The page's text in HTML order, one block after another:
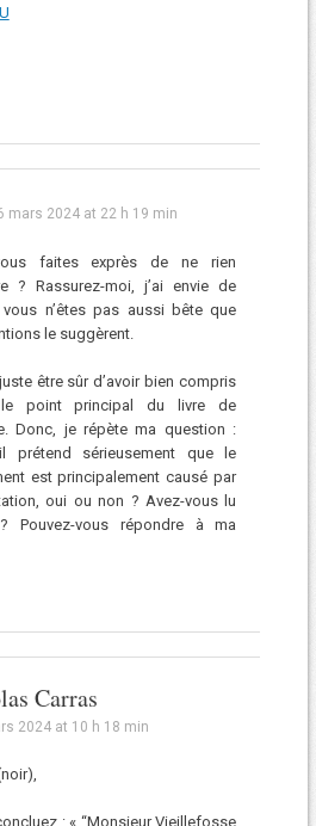
mars 2024 at 22 h 19 min
faites exprès de ne rien
? Rassurez-moi, j’ai envie de
n’êtes pas aussi bête que
le suggèrent.
être sûr d’avoir bien compris
point principal du livre de
Donc, je répète ma question :
prétend sérieusement que le
est principalement causé par
oui ou non ? Avez-vous lu
Pouvez-vous répondre à ma
Carras
2024 at 10 h 18 min
: « “Monsieur Vieillefosse